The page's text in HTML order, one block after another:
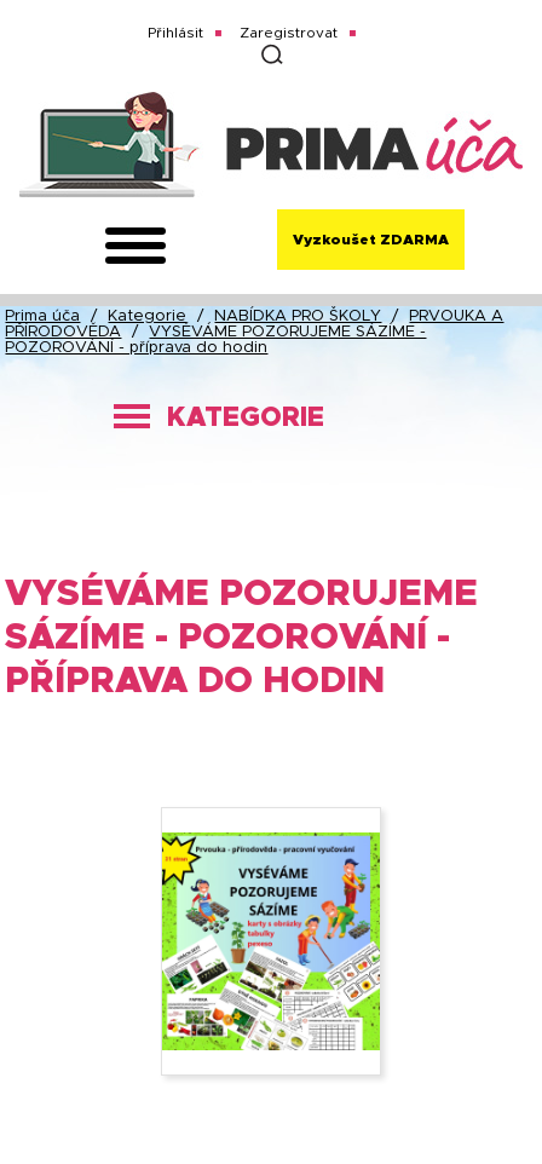
Přihlásit Zaregistrovat
Vyzkoušet ZDARMA
Prima úča / Kategorie / NABÍDKA PRO ŠKOLY /
PRVOUKA A
PŘÍRODOVĚDA
/
VYSÉVÁME POZORUJEME SÁZÍME -
POZOROVÁNÍ - příprava do hodin
KATEGORIE
VYSÉVÁME POZORUJEME
SÁZÍME - POZOROVÁNÍ -
PŘÍPRAVA DO HODIN